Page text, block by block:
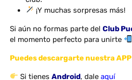
¡Y muchas sorpresas más!
Si aún no formas parte del Club
el momento perfecto para unirte
Puedes descargarte nuestra
Si tienesAndroid, daleaquí